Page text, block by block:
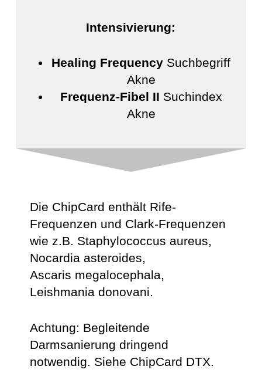
Intensivierung:
Healing Frequency Suchbegriff
Akne
Frequenz-Fibel II Suchindex
Akne
Die ChipCard enthält Rife-
Frequenzen und Clark-Frequenzen
wie z.B. Staphylococcus aureus,
Nocardia asteroides,
Ascaris megalocephala,
Leishmania donovani.
Achtung: Begleitende
Darmsanierung dringend
notwendig. Siehe ChipCard DTX.